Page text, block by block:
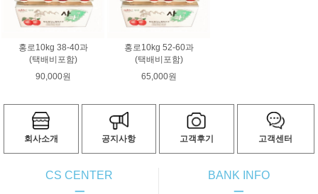
홍로10kg 38-40과
(택배비포함)
90,000원
홍로10kg 52-60과
(택배비포함)
65,000원
회사소개 공지사항 고객후기 고객센터
CS CENTER
ㅡ
BANK INFO
ㅡ